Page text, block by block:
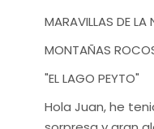
MARAVILLAS DE LA
MONTAÑAS
"EL LAGO PEYTO"
Hola Juan, he